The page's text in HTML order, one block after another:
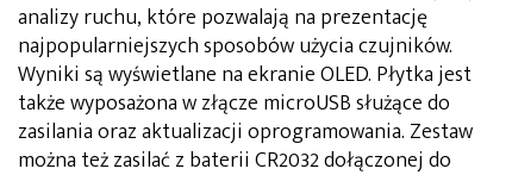
analizy ruchu, które pozwalają na prezentację
najpopularniejszych sposobów użycia czujników.
Wyniki są wyświetlane na ekranie OLED. Płytka jest
także wyposażona w złącze microUSB służące do
zasilania oraz aktualizacji oprogramowania. Zestaw
można też zasilać z baterii CR2032 dołączonej do